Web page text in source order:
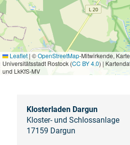
Leaflet | ©OpenStreetMap-Mitwirkende,
Universitätsstadt Rostock (CC BY 4.0) |
und LkKfS-MV
Klosterladen Dargun
Kloster- und Schlossanlage
17159 Dargun